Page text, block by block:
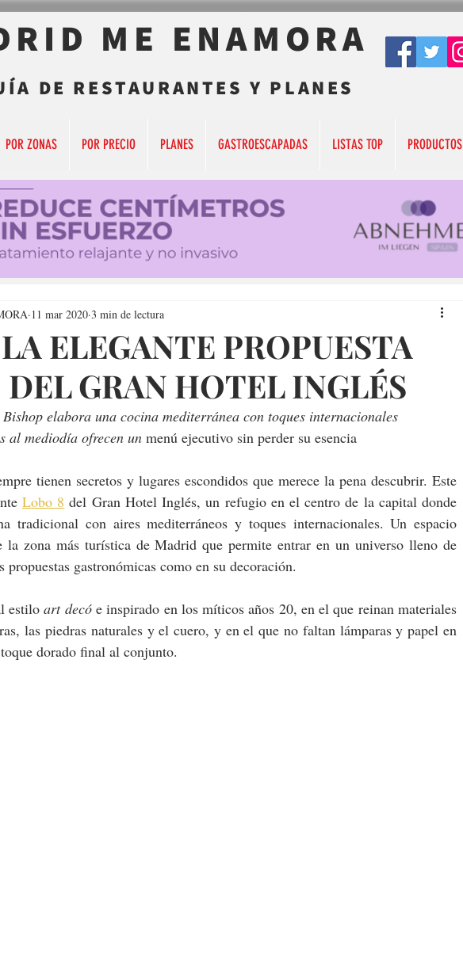
ME ENAMORA
DE RESTAURANTES Y PLANES
POR ZONAS POR PRECIO PLANES GASTROESCAPADAS LISTAS TOP PRODUCTOS
ELEGANTE PROPUESTA
GRAN HOTEL INGLÉS
11 mar 2020 3 min de lectura
elabora una cocina mediterránea con toques internacionales
al mediodía ofrecen un menú ejecutivo sin perder su esencia
tienen secretos y lugares escondidos que merece la pena descubrir. Este
Lobo 8 del Gran Hotel Inglés, un refugio en el centro de la capital donde
tradicional con aires mediterráneos y toques internacionales. Un espacio
zona más turística de Madrid que permite entrar en un universo lleno de
propuestas gastronómicas como en su decoración.
estilo art decó e inspirado en los míticos años 20, en el que reinan materiales
las piedras naturales y el cuero, y en el que no faltan lámparas y papel en
dorado final al conjunto.